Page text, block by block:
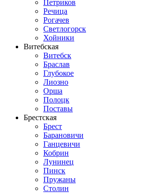
Петриков
Речица
Рогачев
Светлогорск
Хойники
Витебская
Витебск
Браслав
Глубокое
Лиозно
Орша
Полоцк
Поставы
Брестская
Брест
Барановичи
Ганцевичи
Кобрин
Лунинец
Пинск
Пружаны
Столин